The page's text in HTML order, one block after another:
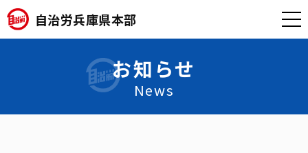
自治労兵庫県本部
お知らせ
News